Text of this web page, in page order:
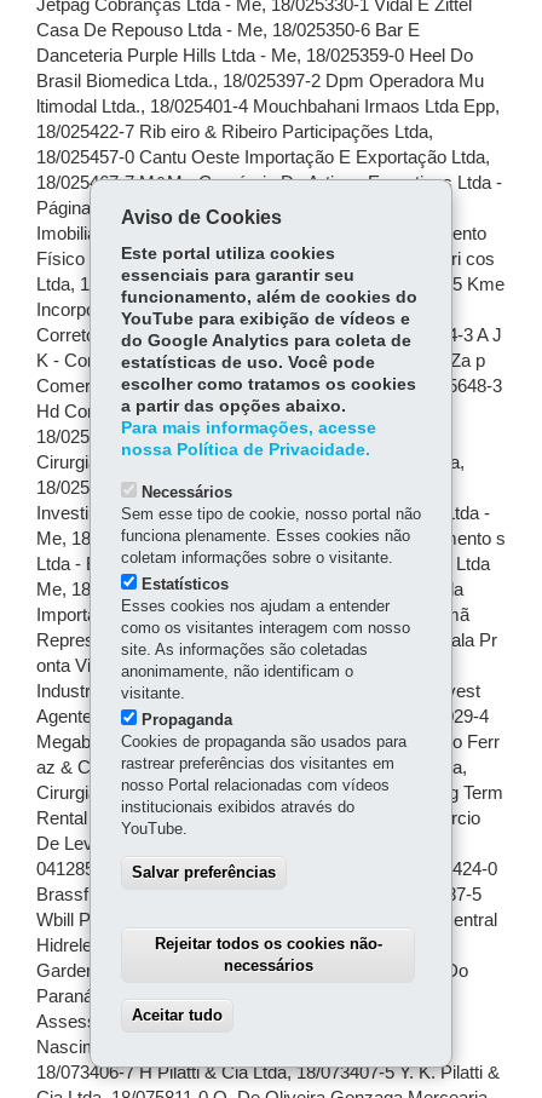
Aviso de Cookies
Este portal utiliza cookies
essenciais para garantir seu
funcionamento, além de cookies do
YouTube para exibição de vídeos e
do Google Analytics para coleta de
estatísticas de uso. Você pode
escolher como tratamos os cookies
a partir das opções abaixo.
Para mais informações, acesse
nossa Política de Privacidade.
Necessários
Sem esse tipo de cookie, nosso portal não
funciona plenamente. Esses cookies não
coletam informações sobre o visitante.
Estatísticos
Esses cookies nos ajudam a entender
como os visitantes interagem com nosso
site. As informações são coletadas
anonimamente, não identificam o
visitante.
Propaganda
Cookies de propaganda são usados para
rastrear preferências dos visitantes em
nosso Portal relacionadas com vídeos
institucionais exibidos através do
YouTube.
Salvar preferências
Rejeitar todos os cookies não-
necessários
Aceitar tudo